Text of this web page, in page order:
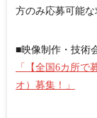
方のみ応募可能な
■映像制作・技術
「【全国6カ所で
オ）募集！」